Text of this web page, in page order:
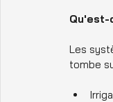
Qu'est-
Les
tombe